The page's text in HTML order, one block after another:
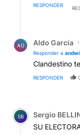
fascina
RESPONDER
AG Aldo Garcia
Responder a
Clandestino
RESPONDER
Comentario de
SB Sergio
SU